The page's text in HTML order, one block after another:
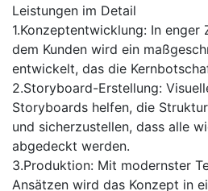
Leistungen im Detail
1.Konzeptentwicklung: In enger
dem Kunden wird ein
entwickelt, das die
2.Storyboard-Erstellung:
Storyboards helfen, die
und sicherzustellen, dass alle
abgedeckt werden.
3.Produktion: Mit modernster
Ansätzen wird das Konzept in